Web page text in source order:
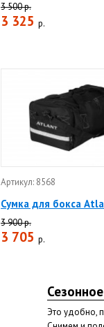
3 500 р.
3 325 р.
Артикул: 8568
Сумка для бокса
3 900 р.
3 705 р.
Это удобно,